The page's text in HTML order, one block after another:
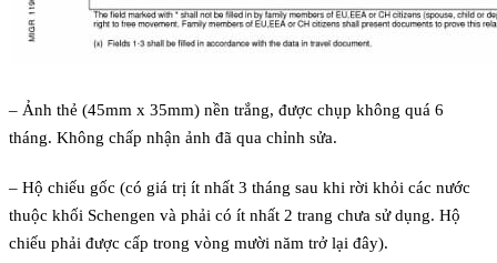
– Ảnh thẻ (45mm x 35mm) nền trắng, được chụp không quá 6
tháng. Không chấp nhận ảnh đã qua chỉnh sửa.
– Hộ chiếu gốc (có giá trị ít nhất 3 tháng sau khi rời khỏi các nước
thuộc khối Schengen và phải có ít nhất 2 trang chưa sử dụng. Hộ
chiếu phải được cấp trong vòng mười năm trở lại đây).